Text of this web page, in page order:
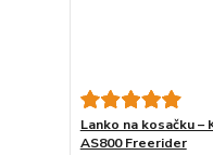
Lanko na kosačku
AS800 Freerider